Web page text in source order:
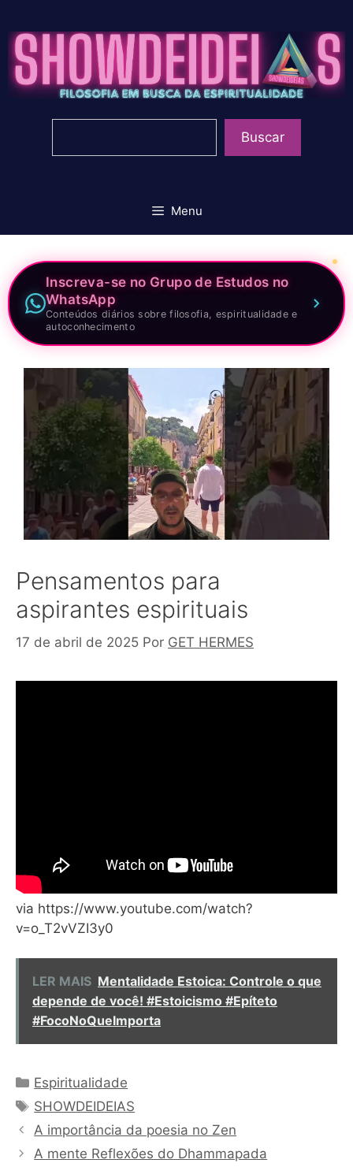
para
conteúdo
Buscar
Menu
Inscreva-se no Grupo de Estudos no
WhatsApp
Conteúdos diários sobre filosofia, espiritualidade e
autoconhecimento
Pensamentos para
aspirantes espirituais
17 de abril de 2025 Por GET HERMES
via https://www.youtube.com/watch?
v=o_T2vVZI3y0
LER MAIS Mentalidade Estoica: Controle o que
depende de você! #Estoicismo #Epíteto
#FocoNoQueImporta
Categorias
Espiritualidade
Tags
SHOWDEIDEIAS
A importância da poesia no Zen
A mente Reflexões do Dhammapada